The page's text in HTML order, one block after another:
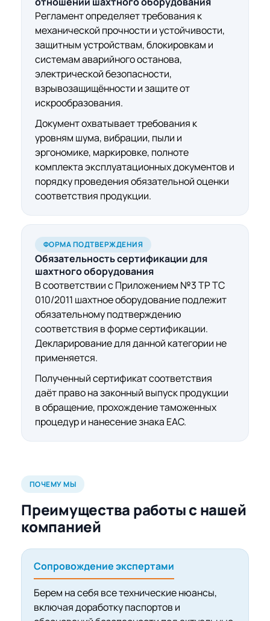
Регламент определяет требования к
механической прочности и устойчивости,
защитным устройствам, блокировкам и
системам аварийного останова,
электрической безопасности,
взрывозащищённости и защите от
искрообразования.
Документ охватывает требования к
уровням шума, вибрации, пыли и
эргономике, маркировке, полноте
комплекта эксплуатационных документов и
порядку проведения обязательной оценки
соответствия продукции.
ФОРМА ПОДТВЕРЖДЕНИЯ
Обязательностьсертификации для
шахтного оборудования
В соответствии с Приложением №3 ТР ТС
010/2011 шахтное оборудование подлежит
обязательному подтверждению
соответствия в форме сертификации.
Декларирование для данной категории не
применяется.
Полученный сертификат соответствия
даёт право на законный выпуск продукции
в обращение, прохождение таможенных
процедур и нанесение знака ЕАС.
ПОЧЕМУ МЫ
Преимущества работы с нашей
компанией
Сопровождение экспертами
Берем на себя все технические нюансы,
включая доработку паспортов и